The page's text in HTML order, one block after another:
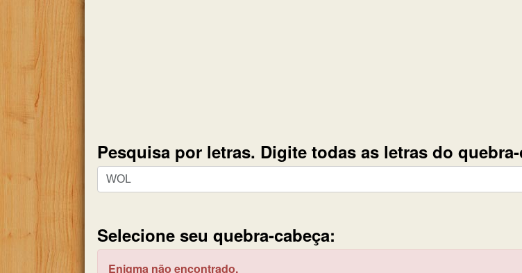
Pesquisa por letras. Digite todas as letras do
Pesquisa
por
todas
Selecione seu quebra-cabeça:
Enigma não encontrado.